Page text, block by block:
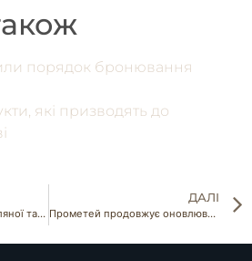
порядок бронювання
які призводять до
Провідний виробник скляної тари в Україні відновлює роботу
ДАЛІ
Прометей продовжує оновлювати свій автомобільний парк